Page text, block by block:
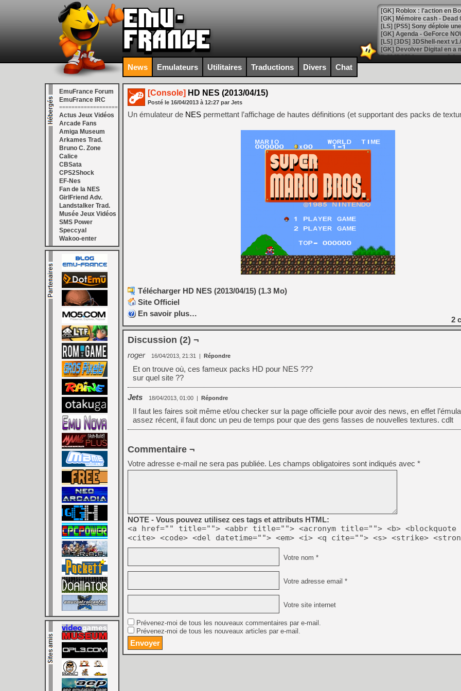
[GK] Roblox : l'action en
[GK] Agenda - GeForce
[GK] Devolver Digital en a
[LS] [PS5] ps5-y2jb-
[GK] Pourquoi Marvel
[GK] Test : Restory : Chill
[GK] GTA 6 : Rockstar
[GK] Hot Wheels Infinite
[GK] Mémoire cash -
[GK] Résultats Nintendo :
[GK] Déjà des
[Mo5] Brickboy cherche à
[GK] Minecraft et ses «
[GK] Beast of
[GK] Ubisoft : fin de partie
[GK] Mémoire cash -
[GK] Dan Houser (GTA)
[GK] Comment EA Sports
[GK] Crimson Moon : un
[GK] Isle of Reveries : le
[GK] Moonlighter 2 : The
[GK] Capcom relance
[Mo5] Deux inédits du
[GK] Le beat'em up The
[GK] Endless Legend 2 :
[LS] [PS5] Le WebKit
[GK] Oubliez Crazy Taxi,
[LS] [Switch] NSZ 5.0.0
[GK] Bethesda fête les 30
News Emulateurs Utilitaires Traductions Divers Chat
EmuFrance Forum
EmuFrance IRC
===================
Actus Jeux Vidéos
Arcade Fans
Amiga Museum
Arkames Trad.
Bruno C. Zone
Calice
CBSata
CPS2Shock
EF-Nes
Fan de la NES
GirlFriend Adv.
Landstalker Trad.
Musée Jeux Vidéos
SMS Power
Speccyal
Wakoo-enter
[Console] HD NES (2013/04/15)
Posté le 16/04/2013 à 12:27 par Jets
Un émulateur de NES permettant l’affichage de hautes définitions (et supportant des packs de
Télécharger HD NES (2013/04/15) (1.3 Mo)
Site Officiel
En savoir plus…
2
Discussion (2) ¬
roger 16/04/2013, 21:31 | Répondre
Et on trouve où, ces fameux packs HD pour NES ???
sur quel site ??
Jets 18/04/2013, 01:00 | Répondre
Il faut les faires soit même et/ou checker sur la page officielle pour avoir des news, en effet
assez récent, il faut donc un peu de temps pour que des gens fasses de nouvelles textures. cdlt
Commentaire ¬
Votre adresse e-mail ne sera pas publiée. Les champs obligatoires sont indiqués avec *
NOTE - Vous pouvez utilisez ces tags et attributs HTML:
<a href="" title=""> <abbr title=""> <acronym title=""> <b> <blockquote
<cite> <code> <del datetime=""> <em> <i> <q cite=""> <s> <strike>
Votre nom *
Votre adresse email *
Votre site internet
Prévenez-moi de tous les nouveaux commentaires par e-mail.
Prévenez-moi de tous les nouveaux articles par e-mail.